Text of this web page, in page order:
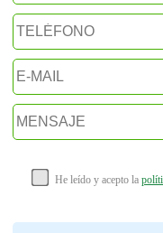
He leído y acepto la